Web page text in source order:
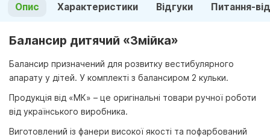
Опис Характеристики Відгуки Питання-
Балансир дитячий «Змійка»
Балансир призначений для розвитку вестибулярного
апарату у дітей. У комплекті з балансиром 2 кульки.
Продукція від «МК» – це оригінальні товари ручної роботи
від українського виробника.
Виготовлений із фанери високої якості та пофарбований